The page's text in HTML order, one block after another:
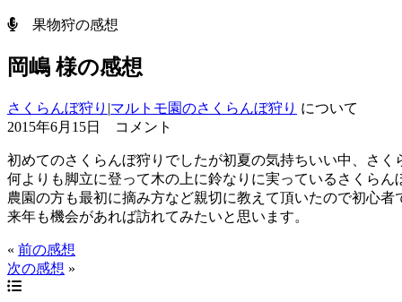
果物狩の感想
岡嶋 様の感想
さくらんぼ狩り |マルトモ園のさくらんぼ狩り について
2015年6月15日 コメント
初めてのさくらんぼ狩りでしたが初夏の気持ちいい中、さ
何よりも脚立に登って木の上に鈴なりに実っているさくら
農園の方も最初に摘み方など親切に教えて頂いたので初心
来年も機会があれば訪れてみたいと思います。
« 前の感想
次の感想 »